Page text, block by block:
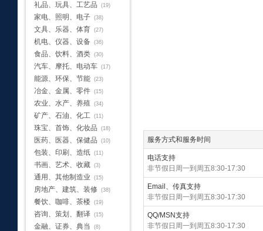
服务方式和服务时间
电话支持
非节假日周一到周五8:30-17:30
Email、传真支持
非节假日周一到周五8:30-17:30
QQ/MSN支持
非节假日周一到周五8:30-17:30
礼品、玩具、工艺品 (19)
家电、照明、电子 (38)
文具、乐器、体育 (27)
机电、仪器、设备 (36)
食品、饮料、酒类 (30)
汽车、摩托、电动车 (17)
能源、环保、节能 (23)
冶金、金属、零件 (15)
农业、水产、养殖 (34)
矿产、石油、化工 (11)
珠宝、首饰、化妆品 (18)
医药、医器、保健品 (10)
包装、印刷、造纸 (11)
书画、艺术、收藏 (3)
通用、其他制造业 (15)
房地产、建筑、装修 (38)
餐饮、咖啡、茶楼 (19)
咨询、策划、翻译 (15)
金融、证券、典当 (8)